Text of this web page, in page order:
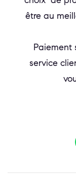
être au
Paiement
service